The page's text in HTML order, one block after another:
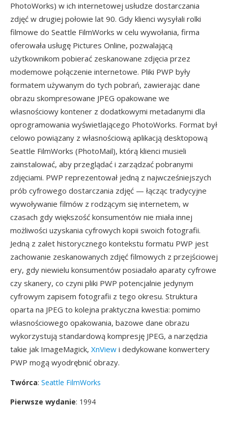
PhotoWorks) w ich internetowej usłudze dostarczania
zdjęć w drugiej połowie lat 90. Gdy klienci wysyłali rolki
filmowe do Seattle FilmWorks w celu wywołania, firma
oferowała usługę Pictures Online, pozwalającą
użytkownikom pobierać zeskanowane zdjęcia przez
modemowe połączenie internetowe. Pliki PWP były
formatem używanym do tych pobrań, zawierając dane
obrazu skompresowane JPEG opakowane we
własnościowy kontener z dodatkowymi metadanymi dla
oprogramowania wyświetlającego PhotoWorks. Format był
celowo powiązany z własnościową aplikacją desktopową
Seattle FilmWorks (PhotoMail), którą klienci musieli
zainstalować, aby przeglądać i zarządzać pobranymi
zdjęciami. PWP reprezentował jedną z najwcześniejszych
prób cyfrowego dostarczania zdjęć — łącząc tradycyjne
wywoływanie filmów z rodzącym się internetem, w
czasach gdy większość konsumentów nie miała innej
możliwości uzyskania cyfrowych kopii swoich fotografii.
Jedną z zalet historycznego kontekstu formatu PWP jest
zachowanie zeskanowanych zdjęć filmowych z przejściowej
ery, gdy niewielu konsumentów posiadało aparaty cyfrowe
czy skanery, co czyni pliki PWP potencjalnie jedynym
cyfrowym zapisem fotografii z tego okresu. Struktura
oparta na JPEG to kolejna praktyczna kwestia: pomimo
własnościowego opakowania, bazowe dane obrazu
wykorzystują standardową kompresję JPEG, a narzędzia
takie jak ImageMagick, XnView i dedykowane konwertery
PWP mogą wyodrębnić obrazy.
Twórca: Seattle FilmWorks
Pierwsze wydanie: 1994